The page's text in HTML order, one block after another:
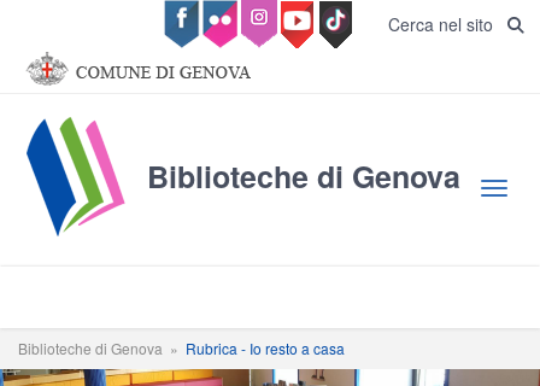
Salta al contenuto principale Cerca nel sito
Biblioteche di Genova
Biblioteche di Genova » Rubrica - Io resto a casa